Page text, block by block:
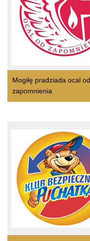
Mogiłę pradziada ocal od
zapomnienia